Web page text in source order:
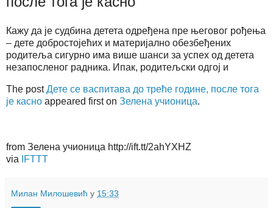
Кажу да је судбина детета одређена пре његовог рођења
– дете добростојећих и материјално обезбеђених
родитеља сигурно има више шанси за успех од детета
незапосленог радника. Ипак, родитељски одгој и
The postДете се васпитава до треће године, после тога
је касно appeared first on Зелена учионица.
from Зелена учионица http://ift.tt/2ahYXHZ
via IFTTT
Милан Милошевић у 15:33